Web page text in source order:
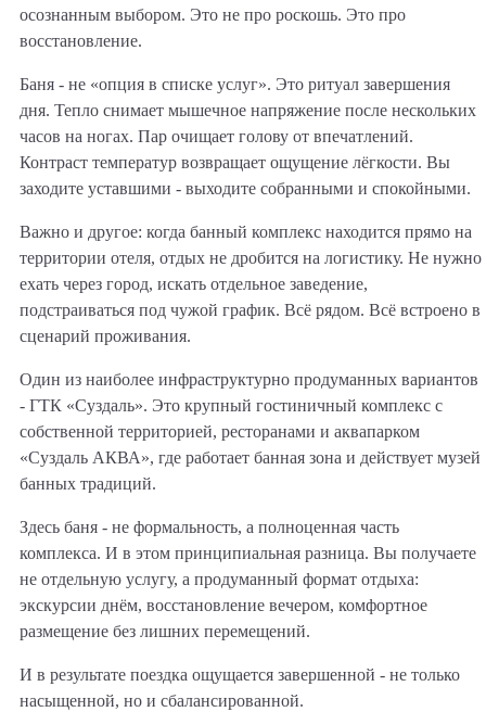
осознанным выбором. Это не про роскошь. Это про
восстановление.
Баня - не «опция в списке услуг». Это ритуал завершения
дня. Тепло снимает мышечное напряжение после нескольких
часов на ногах. Пар очищает голову от впечатлений.
Контраст температур возвращает ощущение лёгкости. Вы
заходите уставшими - выходите собранными и спокойными.
Важно и другое: когда банный комплекс находится прямо на
территории отеля, отдых не дробится на логистику. Не нужно
ехать через город, искать отдельное заведение,
подстраиваться под чужой график. Всё рядом. Всё встроено в
сценарий проживания.
Один из наиболее инфраструктурно продуманных вариантов
- ГТК «Суздаль». Это крупный гостиничный комплекс с
собственной территорией, ресторанами и аквапарком
«Суздаль АКВА», где работает банная зона и действует музей
банных традиций.
Здесь баня - не формальность, а полноценная часть
комплекса. И в этом принципиальная разница. Вы получаете
не отдельную услугу, а продуманный формат отдыха:
экскурсии днём, восстановление вечером, комфортное
размещение без лишних перемещений.
И в результате поездка ощущается завершенной - не только
насыщенной, но и сбалансированной.